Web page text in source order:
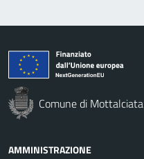
Comune di Mottalciata
AMMINISTRAZIONE